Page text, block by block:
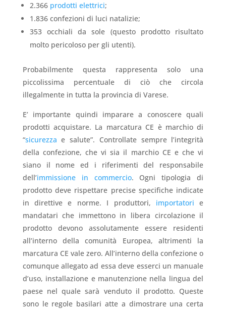
2.366 prodotti elettrici;
1.836 confezioni di luci natalizie;
353 occhiali da sole (questo prodotto risultato
molto pericoloso per gli utenti).
Probabilmente questa rappresenta solo una
piccolissima percentuale di ciò che circola
illegalmente in tutta la provincia di Varese.
E’ importante quindi imparare a conoscere quali
prodotti acquistare. La marcatura CE è marchio di
“sicurezza e salute”. Controllate sempre l’integrità
della confezione, che vi sia il marchio CE e che vi
siano il nome ed i riferimenti del responsabile
dell’immissione in commercio. Ogni tipologia di
prodotto deve rispettare precise specifiche indicate
in direttive e norme. I produttori, importatori e
mandatari che immettono in libera circolazione il
prodotto devono assolutamente essere residenti
all’interno della comunità Europea, altrimenti la
marcatura CE vale zero. All’interno della confezione o
comunque allegato ad essa deve esserci un manuale
d’uso, installazione e manutenzione nella lingua del
paese nel quale sarà venduto il prodotto. Queste
sono le regole basilari atte a dimostrare una certa